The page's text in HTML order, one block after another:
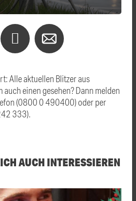
Alle aktuellen Blitzer aus
auch einen gesehen? Dann melden
(0800 0 490400) oder per
333).
AUCH INTERESSIEREN